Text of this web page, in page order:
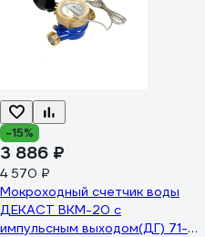
-15%
3 886 ₽
4 570 ₽
Мокроходный счетчик воды
ДЕКАСТ ВКМ-20 с
импульсным выходом(ДГ) 71-